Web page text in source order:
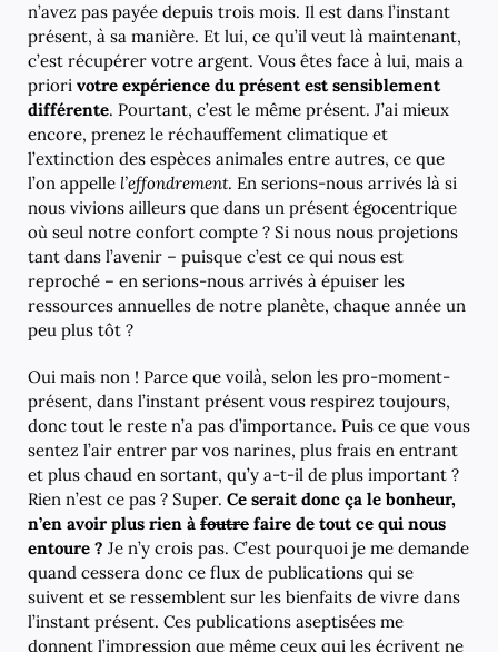
n’avez pas payée depuis trois mois. Il est dans l’instant
présent, à sa manière. Et lui, ce qu’il veut là maintenant,
c’est récupérer votre argent. Vous êtes face à lui, mais a
priori votre expérience du présent est sensiblement
différente. Pourtant, c’est le même présent. J’ai mieux
encore, prenez le réchauffement climatique et
l’extinction des espèces animales entre autres, ce que
l’on appelle l’effondrement. En serions-nous arrivés là si
nous vivions ailleurs que dans un présent égocentrique
où seul notre confort compte ? Si nous nous projetions
tant dans l’avenir – puisque c’est ce qui nous est
reproché – en serions-nous arrivés à épuiser les
ressources annuelles de notre planète, chaque année un
peu plus tôt ?
Oui mais non ! Parce que voilà, selon les pro-moment-
présent, dans l’instant présent vous respirez toujours,
donc tout le reste n’a pas d’importance. Puis ce que vous
sentez l’air entrer par vos narines, plus frais en entrant
et plus chaud en sortant, qu’y a-t-il de plus important ?
Rien n’est ce pas ? Super. Ce serait donc ça le bonheur,
n’en avoir plus rien à foutre faire de tout ce qui nous
entoure ? Je n’y crois pas. C’est pourquoi je me demande
quand cessera donc ce flux de publications qui se
suivent et se ressemblent sur les bienfaits de vivre dans
l’instant présent. Ces publications aseptisées me
donnent l’impression que même ceux qui les écrivent ne